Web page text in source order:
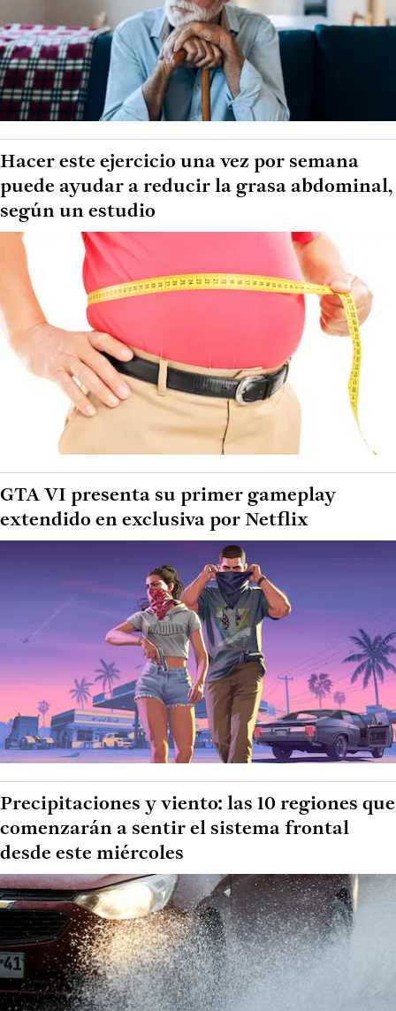
Hacer este ejercicio una vez por semana
puede ayudar a reducir la grasa abdominal,
según un estudio
GTA VI presenta su primer gameplay
extendido en exclusiva por Netflix
Precipitaciones y viento: las 10 regiones que
comenzarán a sentir el sistema frontal
desde este miércoles